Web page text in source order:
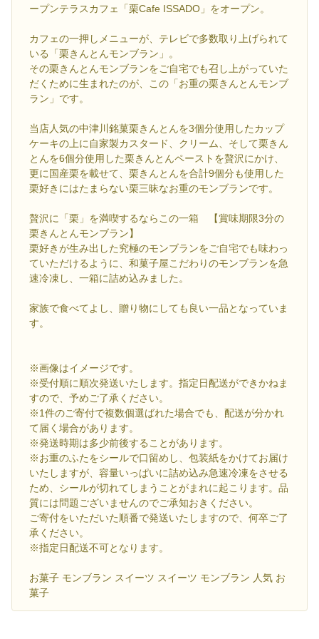
ープンテラスカフェ「栗Cafe ISSADO」をオープン。
カフェの一押しメニューが、テレビで多数取り上げられて
いる「栗きんとんモンブラン」。
その栗きんとんモンブランをご自宅でも召し上がっていた
だくために生まれたのが、この「お重の栗きんとんモンブ
ラン」です。
当店人気の中津川銘菓栗きんとんを3個分使用したカップ
ケーキの上に自家製カスタード、クリーム、そして栗きん
とんを6個分使用した栗きんとんペーストを贅沢にかけ、
更に国産栗を載せて、栗きんとんを合計9個分も使用した
栗好きにはたまらない栗三昧なお重のモンブランです。
贅沢に「栗」を満喫するならこの一箱 【賞味期限3分の
栗きんとんモンブラン】
栗好きが生み出した究極のモンブランをご自宅でも味わっ
ていただけるように、和菓子屋こだわりのモンブランを急
速冷凍し、一箱に詰め込みました。
家族で食べてよし、贈り物にしても良い一品となっていま
す。
※画像はイメージです。
※受付順に順次発送いたします。指定日配送ができかねま
すので、予めご了承ください。
※1件のご寄付で複数個選ばれた場合でも、配送が分かれ
て届く場合があります。
※発送時期は多少前後することがあります。
※お重のふたをシールで口留めし、包装紙をかけてお届け
いたしますが、容量いっぱいに詰め込み急速冷凍をさせる
ため、シールが切れてしまうことがまれに起こります。品
質には問題ございませんのでご承知おきください。
ご寄付をいただいた順番で発送いたしますので、何卒ご了
承ください。
※指定日配送不可となります。
お菓子 モンブラン スイーツ スイーツ モンブラン 人気 お
菓子